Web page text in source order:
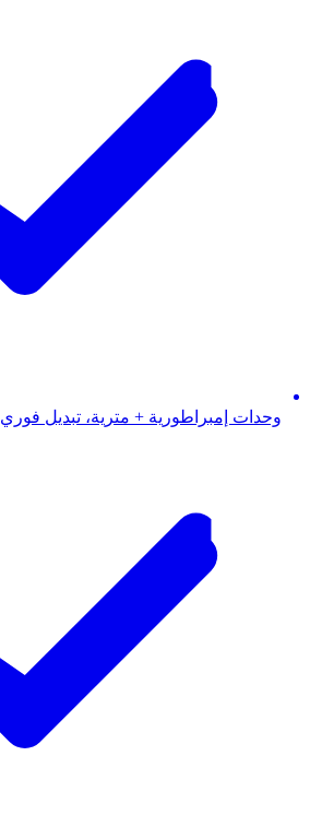
وحدات إمبراطورية + مترية، تبديل فوري